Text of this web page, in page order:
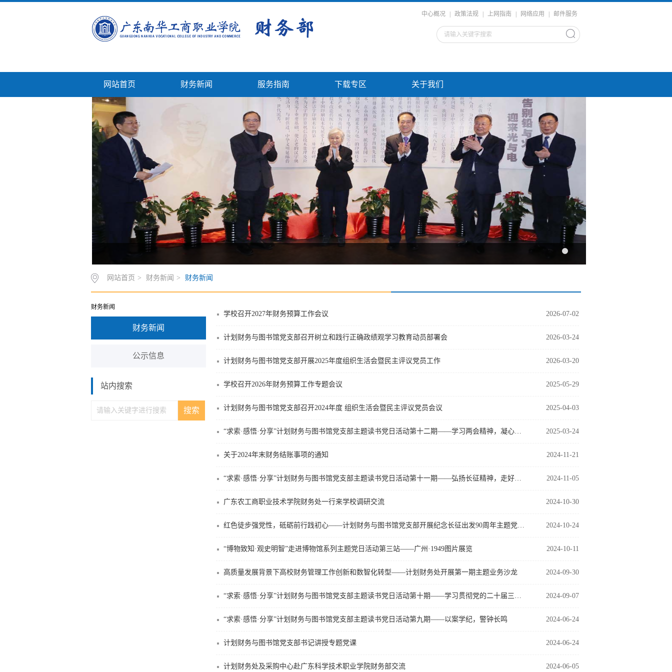
中心概况 政策法规 上网指南 网络应用 邮件服务
网站首页 财务新闻 服务指南 下载专区 关于我们
网站首页 > 财务新闻 > 财务新闻
财务新闻
财务新闻
公示信息
站内搜索
2026-07-02
学校召开2027年财务预算工作会议
2026-03-24
计划财务与图书馆党支部召开树立和践行正确政绩观学习教育动员部署会
2026-03-20
计划财务与图书馆党支部开展2025年度组织生活会暨民主评议党员工作
2025-05-29
学校召开2026年财务预算工作专题会议
2025-04-03
计划财务与图书馆党支部召开2024年度 组织生活会暨民主评议党员会议
2025-03-24
“求索·感悟·分享”计划财务与图书馆党支部主题读书党日活动第十二期——学习两会精神，凝心聚力谋发展
2024-11-21
关于2024年末财务结账事项的通知
2024-11-05
“求索·感悟·分享”计划财务与图书馆党支部主题读书党日活动第十一期——弘扬长征精神，走好新时代长征路
2024-10-30
广东农工商职业技术学院财务处一行来学校调研交流
2024-10-24
红色徒步强党性，砥砺前行践初心——计划财务与图书馆党支部开展纪念长征出发90周年主题党日活动
2024-10-11
“博物致知·观史明智”走进博物馆系列主题党日活动第三站——广州·1949图片展览
2024-09-30
高质量发展背景下高校财务管理工作创新和数智化转型——计划财务处开展第一期主题业务沙龙
2024-09-07
“求索·感悟·分享”计划财务与图书馆党支部主题读书党日活动第十期——学习贯彻党的二十届三中全会精神，…
2024-06-24
“求索·感悟·分享”计划财务与图书馆党支部主题读书党日活动第九期——以案学纪，警钟长鸣
2024-06-24
计划财务与图书馆党支部书记讲授专题党课
2024-06-05
计划财务处及采购中心赴广东科学技术职业学院财务部交流